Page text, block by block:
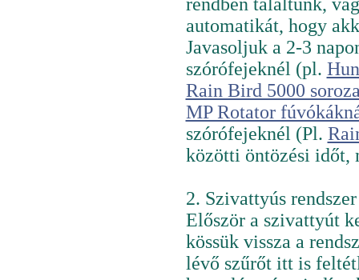
automatikát, hogy
Javasoljuk a 2-3
szórófejeknél (pl.
Rain Bird 5000
MP Rotator
szórófejeknél (Pl.
közötti öntözési időt,
2. Szivattyús
Először a szivattyút
kössük vissza a
lévő szűrőt itt is